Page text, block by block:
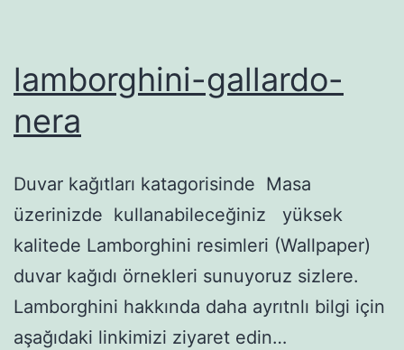
lamborghini-gallardo-
nera
Duvar kağıtları katagorisinde Masa
üzerinizde kullanabileceğiniz yüksek
kalitede Lamborghini resimleri (Wallpaper)
duvar kağıdı örnekleri sunuyoruz sizlere.
Lamborghini hakkında daha ayrıtnlı bilgi için
aşağıdaki linkimizi ziyaret edin…